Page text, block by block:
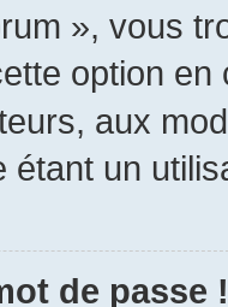
», vous
option
aux
étant un
de passe !